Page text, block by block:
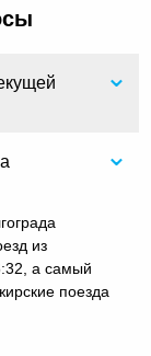
из
а самый
поезда